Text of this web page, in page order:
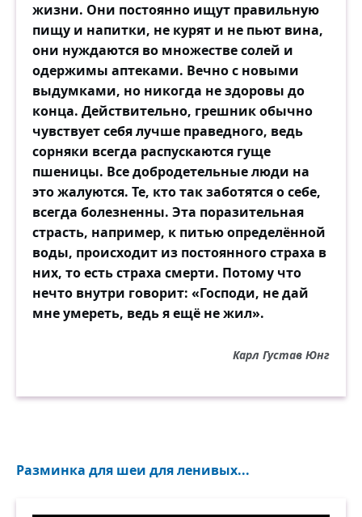
жизни. Они постоянно ищут правильную
пищу и напитки, не курят и не пьют вина,
они нуждаются во множестве солей и
одержимы аптеками. Вечно с новыми
выдумками, но никогда не здоровы до
конца. Действительно, грешник обычно
чувствует себя лучше праведного, ведь
сорняки всегда распускаются гуще
пшеницы. Все добродетельные люди на
это жалуются. Те, кто так заботятся о себе,
всегда болезненны. Эта поразительная
страсть, например, к питью определённой
воды, происходит из постоянного страха в
них, то есть страха смерти. Потому что
нечто внутри говорит: «Господи, не дай
мне умереть, ведь я ещё не жил».
Карл Густав Юнг
Разминка для шеи для ленивых...